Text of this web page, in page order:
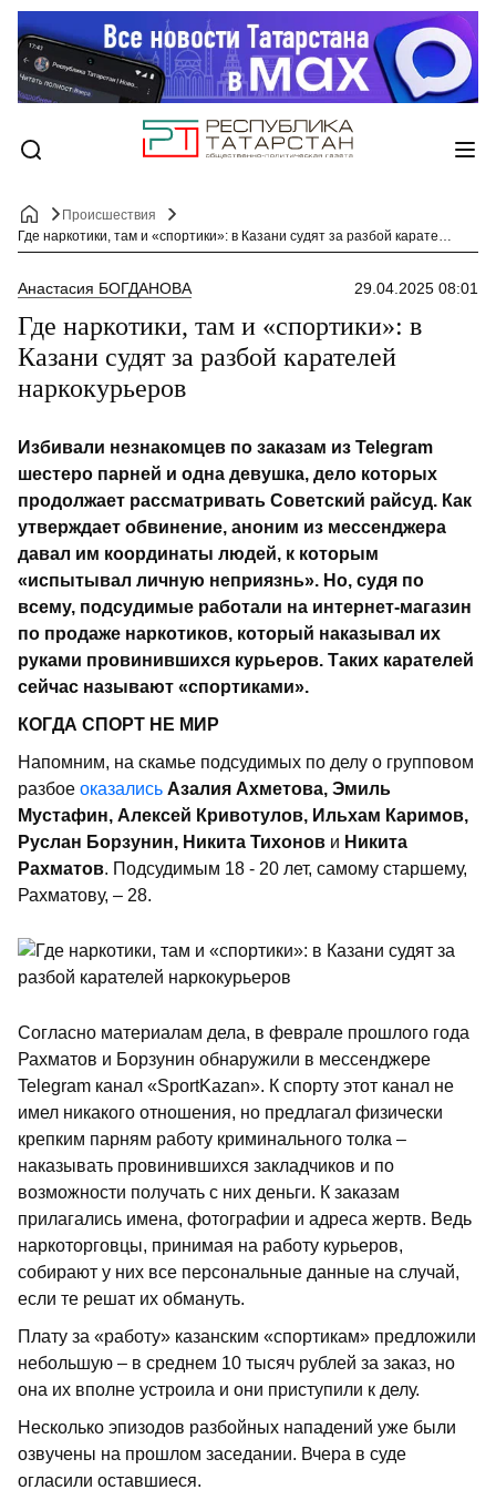
Происшествия
Где наркотики, там и «спортики»: в Казани судят за разбой карателей наркокурьеров
Анастасия БОГДАНОВА 29.04.2025 08:01
Где наркотики, там и «спортики»: в
Казани судят за разбой карателей
наркокурьеров
Избивали незнакомцев по заказам из Telegram
шестеро парней и одна девушка, дело которых
продолжает рассматривать Советский райсуд. Как
утверждает обвинение, аноним из мессенджера
давал им координаты людей, к которым
«испытывал личную неприязнь». Но, судя по
всему, подсудимые работали на интернет-магазин
по продаже наркотиков, который наказывал их
руками провинившихся курьеров. Таких карателей
сейчас называют «спортиками».
КОГДА СПОРТ НЕ МИР
Напомним, на скамье подсудимых по делу о групповом
разбое оказались Азалия Ахметова, Эмиль
Мустафин, Алексей Кривотулов, Ильхам Каримов,
Руслан Борзунин, Никита Тихонов и Никита
Рахматов. Подсудимым 18 - 20 лет, самому старшему,
Рахматову, – 28.
Согласно материалам дела, в феврале прошлого года
Рахматов и Борзунин обнаружили в мессенджере
Telegram канал «SportKazan». К спорту этот канал не
имел никакого отношения, но предлагал физически
крепким парням работу криминального толка –
наказывать провинившихся закладчиков и по
возможности получать с них деньги. К заказам
прилагались имена, фотографии и адреса жертв. Ведь
наркоторговцы, принимая на работу курьеров,
собирают у них все персональные данные на случай,
если те решат их обмануть.
Плату за «работу» казанским «спортикам» предложили
небольшую – в среднем 10 тысяч рублей за заказ, но
она их вполне устроила и они приступили к делу.
Несколько эпизодов разбойных нападений уже были
озвучены на прошлом заседании. Вчера в суде
огласили оставшиеся.